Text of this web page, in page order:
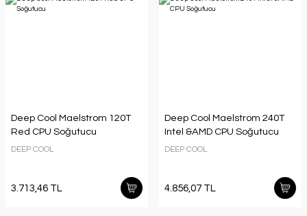
Deep Cool Maelstrom 120T
Red CPU Soğutucu
DEEP COOL
3.713,46 TL
Deep Cool Maelstrom 240T
Intel &AMD CPU Soğutucu
DEEP COOL
4.856,07 TL